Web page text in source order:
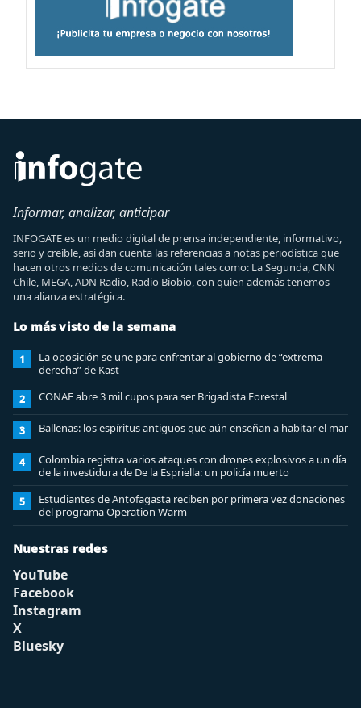
Informar, analizar, anticipar
INFOGATE es un medio digital de prensa independiente, informativo,
serio y creíble, así dan cuenta las referencias a notas periodística que
hacen otros medios de comunicación tales como: La Segunda, CNN
Chile, MEGA, ADN Radio, Radio Biobio, con quien además tenemos
una alianza estratégica.
Lo más visto de la semana
1
La oposición se une para enfrentar al gobierno de “extrema
derecha” de Kast
2 CONAF abre 3 mil cupos para ser Brigadista Forestal
3 Ballenas: los espíritus antiguos que aún enseñan a habitar el mar
4
Colombia registra varios ataques con drones explosivos a un día
de la investidura de De la Espriella: un policía muerto
5
Estudiantes de Antofagasta reciben por primera vez donaciones
del programa Operation Warm
Nuestras redes
YouTube
Facebook
Instagram
X
Bluesky